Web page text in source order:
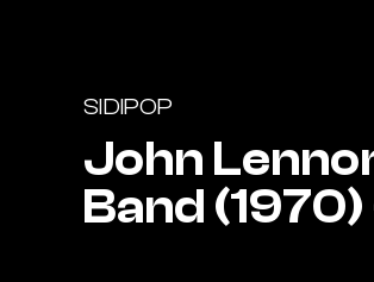
SIDIPOP
John
Band (1970)